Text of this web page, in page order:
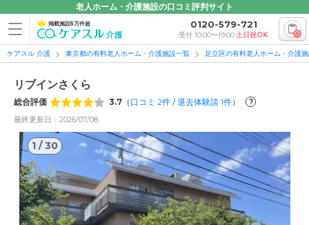
老人ホーム・介護施設の口コミ評判サイト
掲載施設5万件超 0120-579-721
受付 10:00〜19:00土日祝OK 0
ケアスル 介護 東京都の有料老人ホーム・介護施設一覧 足立区の有料老人ホーム・介護
リブインさくら
総合評価 3.7 （ 口コミ 2件 /退去体験談 1件） ?
最終更新日：2026/07/08
1 /30
1/30